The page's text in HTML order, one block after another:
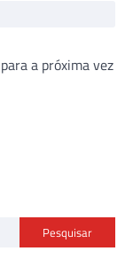
a próxima vez
Pesquisar